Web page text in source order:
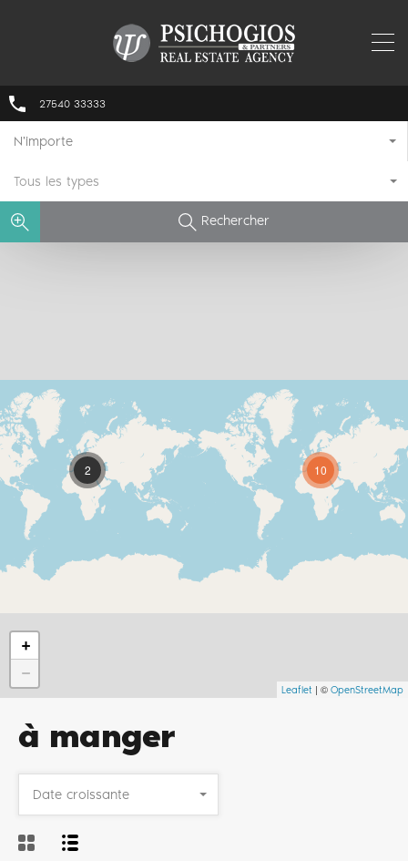
27540 33333
N'importe
Tous les types
Rechercher
2 10
+
−
Leaflet | © OpenStreetMap
à manger
Date croissante